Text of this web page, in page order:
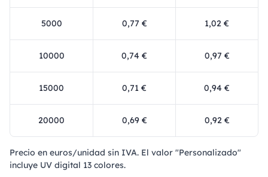
5000 0,77 € 1,02 €
10000 0,74 € 0,97 €
15000 0,71 € 0,94 €
20000 0,69 € 0,92 €
Precio en euros/unidad sin IVA. El valor "Personalizado"
incluye UV digital 13 colores.